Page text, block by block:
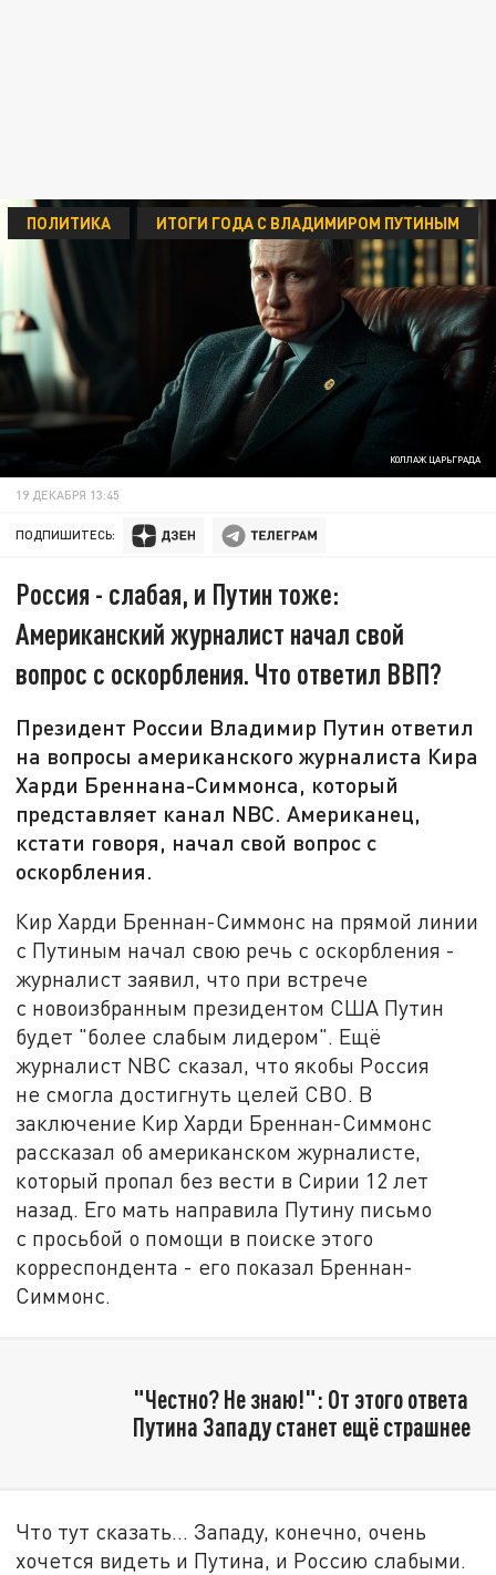
КОЛЛАЖ ЦАРЬГРАДА
ПОЛИТИКА ИТОГИ ГОДА С ВЛАДИМИРОМ ПУТИНЫМ
19 ДЕКАБРЯ 13:45
ПОДПИШИТЕСЬ:
Россия - слабая, и Путин тоже:
Американский журналист начал свой
вопрос с оскорбления. Что ответил ВВП?
Президент России Владимир Путин ответил
на вопросы американского журналиста Кира
Харди Бреннана-Симмонса, который
представляет канал NBC. Американец,
кстати говоря, начал свой вопрос с
оскорбления.
Кир Харди Бреннан-Симмонс на прямой линии
с Путиным начал свою речь с оскорбления -
журналист заявил, что при встрече
с новоизбранным президентом США Путин
будет "более слабым лидером". Ещё
журналист NBC сказал, что якобы Россия
не смогла достигнуть целей СВО. В
заключение Кир Харди Бреннан-Симмонс
рассказал об американском журналисте,
который пропал без вести в Сирии 12 лет
назад. Его мать направила Путину письмо
с просьбой о помощи в поиске этого
корреспондента - его показал Бреннан-
Симмонс.
"Честно? Не знаю!": От этого ответа
Путина Западу станет ещё страшнее
Что тут сказать... Западу, конечно, очень
хочется видеть и Путина, и Россию слабыми.